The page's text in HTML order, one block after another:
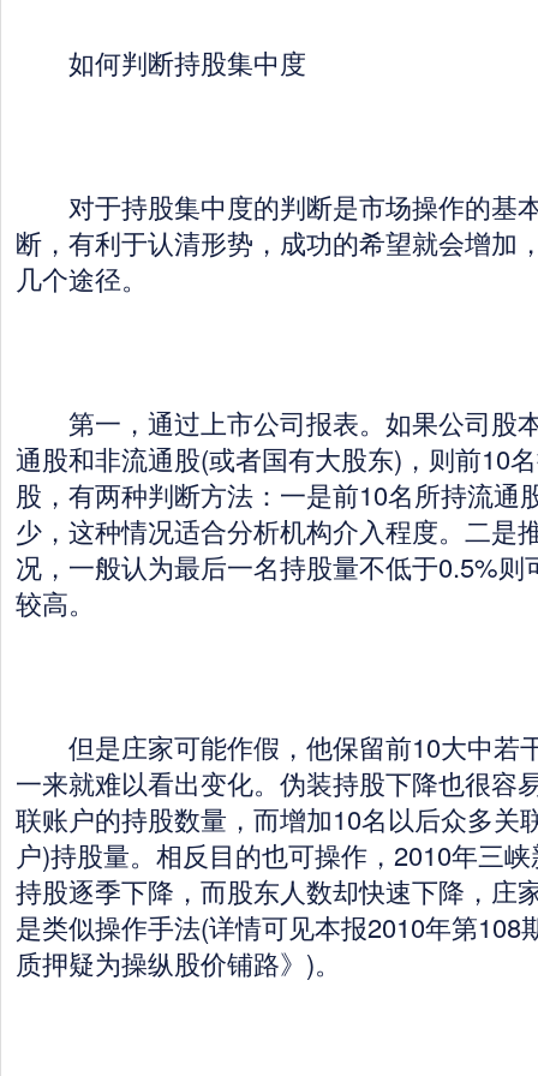
如何判断持股集中度
对于持股集中度的判断是市场操作的基
断，有利于认清形势，成功的希望就会增加
几个途径。
第一，通过上市公司报表。如果公司股
通股和非流通股(或者国有大股东)，则前10
股，有两种判断方法：一是前10名所持流通
少，这种情况适合分析机构介入程度。二是
况，一般认为最后一名持股量不低于0.5%则
较高。
但是庄家可能作假，他保留前10大中若
一来就难以看出变化。伪装持股下降也很容
联账户的持股数量，而增加10名以后众多关
户)持股量。相反目的也可操作，2010年三
持股逐季下降，而股东人数却快速下降，庄
是类似操作手法(详情可见本报2010年第108
质押疑为操纵股价铺路》)。